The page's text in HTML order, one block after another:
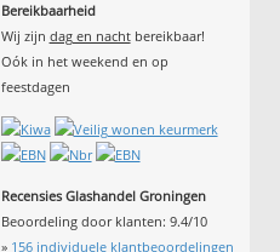
Bereikbaarheid
Wij zijn dag en nachtbereikbaar!
Oók in het weekend en op
feestdagen
Recensies Glashandel Groningen
Beoordeling door klanten: 9.4/10
» 156individuele klantbeoordelingen